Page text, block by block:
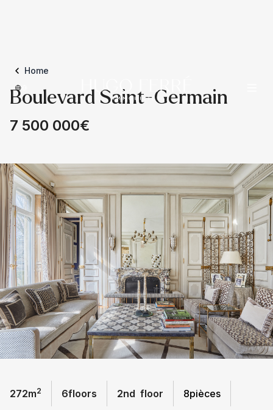
Home
Boulevard Saint-Germain
7 500 000€
272m2 6floors 2nd floor 8pièces